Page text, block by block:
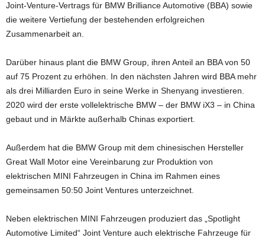
Joint-Venture-Vertrags für BMW Brilliance Automotive (BBA) sowie
die weitere Vertiefung der bestehenden erfolgreichen
Zusammenarbeit an.
Darüber hinaus plant die BMW Group, ihren Anteil an BBA von 50
auf 75 Prozent zu erhöhen. In den nächsten Jahren wird BBA mehr
als drei Milliarden Euro in seine Werke in Shenyang investieren.
2020 wird der erste vollelektrische BMW – der BMW iX3 – in China
gebaut und in Märkte außerhalb Chinas exportiert.
Außerdem hat die BMW Group mit dem chinesischen Hersteller
Great Wall Motor eine Vereinbarung zur Produktion von
elektrischen MINI Fahrzeugen in China im Rahmen eines
gemeinsamen 50:50 Joint Ventures unterzeichnet.
Neben elektrischen MINI Fahrzeugen produziert das „Spotlight
Automotive Limited“ Joint Venture auch elektrische Fahrzeuge für